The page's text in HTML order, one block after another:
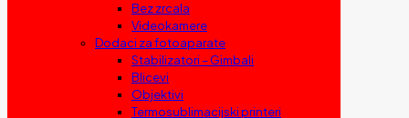
Bez zrcala
Videokamere
Dodaci za fotoaparate
Stabilizatori – Gimbali
Blicevi
Objektivi
Termosublimacijski printeri